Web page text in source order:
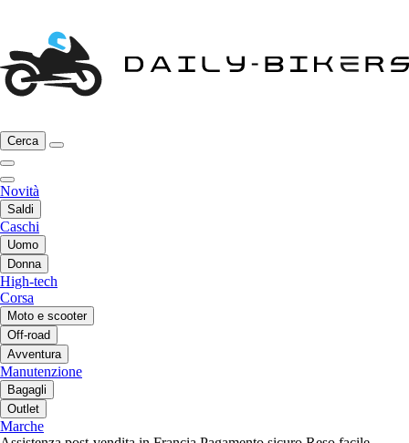
Cerca
Novità
Saldi
Caschi
Uomo
Donna
High-tech
Corsa
Moto e scooter
Off-road
Avventura
Manutenzione
Bagagli
Outlet
Marche